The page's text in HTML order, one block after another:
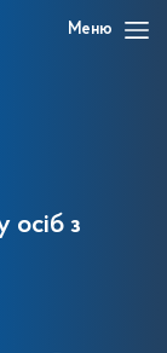
Меню
осіб з